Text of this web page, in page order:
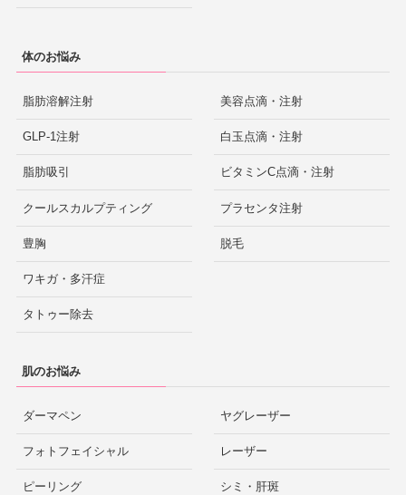
体のお悩み
脂肪溶解注射
GLP-1注射
脂肪吸引
クールスカルプティング
豊胸
ワキガ・多汗症
タトゥー除去
美容点滴・注射
白玉点滴・注射
ビタミンC点滴・注射
プラセンタ注射
脱毛
肌のお悩み
ダーマペン
フォトフェイシャル
ピーリング
ヤグレーザー
レーザー
シミ・肝斑